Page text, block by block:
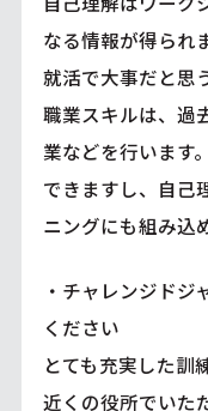
なる情報が得られ
就活で大事だと思
職業スキルは、過
業などを行います
できますし、自己
ニングにも組み込
・チャレンジド
ください
とても充実した訓
近くの役所でいた